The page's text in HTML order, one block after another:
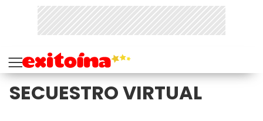
SECUESTRO VIRTUAL